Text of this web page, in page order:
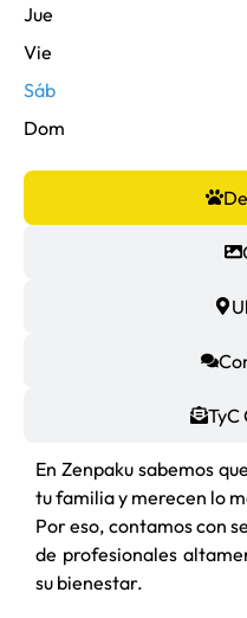
TyC
En Zenpaku sabemos
tu familia y merecen lo
Por eso, contamos con
de profesionales
su bienestar.
Jue
Vie
Sáb
Dom